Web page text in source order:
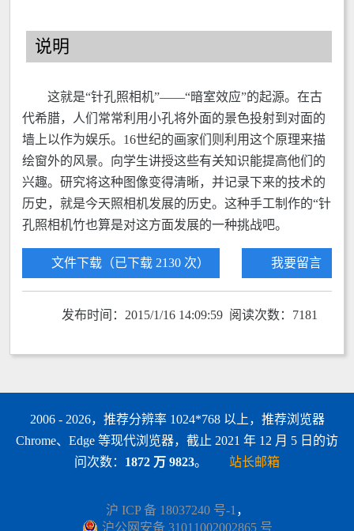
说明
这就是“针孔照相机”——“暗室效应”的起源。在古
代希腊，人们常常利用小孔将外面的景色投射到对面的
墙上以作为娱乐。16世纪的画家们则利用这个原理来描
绘窗外的风景。向学生讲授这些有关知识能提高他们的
兴趣。研究将这种图像变得清晰，并记录下来的技术的
历史，就是今天照相机发展的历史。这种手工制作的“针
孔照相机竹也算是对这方面发展的一种挑战吧。
文件下载（已下载 2130 次） 我要留言
发布时间：2015/1/16 14:09:59 阅读次数：7181
2006 - 2026，推荐分辨率 1024*768 以上，推荐浏览器
Chrome、Edge 等现代浏览器，截止 2021 年 12 月 5 日的访
问次数： 1872 万 9823。 站长邮箱
沪 ICP 备 18037240 号-1 ，
沪公网安备 31011002002865 号